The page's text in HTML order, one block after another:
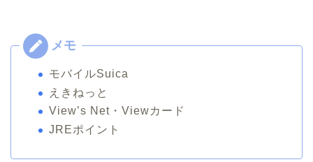
モバイルSuica
えきねっと
View’s Net・Viewカード
JREポイント